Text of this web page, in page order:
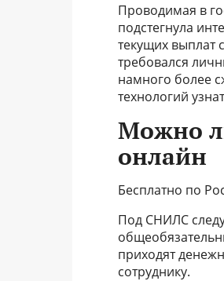
Проводимая в
подстегнула
текущих выплат
требовался
намного более
технологий
Можно
онлайн
Бесплатно по
Под СНИЛС
приходят
сотруднику.